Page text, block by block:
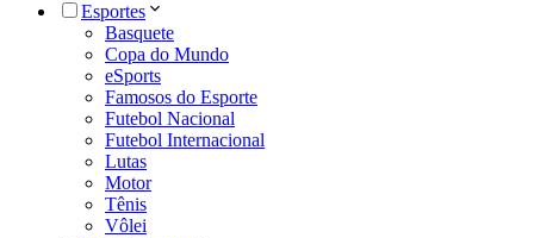
Esportes
Basquete
Copa do Mundo
eSports
Famosos do Esporte
Futebol Nacional
Futebol Internacional
Lutas
Motor
Tênis
Vôlei